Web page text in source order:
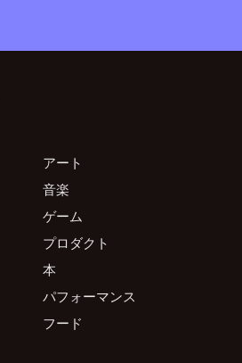
アート
音楽
ゲーム
プロダクト
本
パフォーマンス
フード